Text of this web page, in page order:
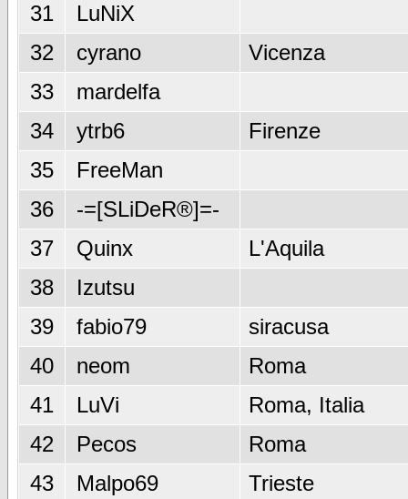
31
LuNiX
32
cyrano
Vicenza
33
mardelfa
34
ytrb6
Firenze
35
FreeMan
36
-=[SLiDeR®]=-
37
Quinx
L'Aquila
38
Izutsu
39
fabio79
siracusa
40
neom
Roma
41
LuVi
Roma, Italia
42
Pecos
Roma
43
Malpo69
Trieste